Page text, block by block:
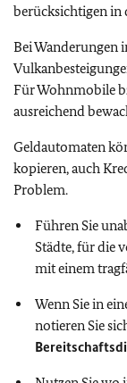
berücksichtigen in
Bei Wanderungen
Für Wohnmobile
ausreichend
Geldautomaten
kopieren, auch
Problem.
Führen Sie
Städte, für die
mit einem
Wenn Sie in
notieren Sie